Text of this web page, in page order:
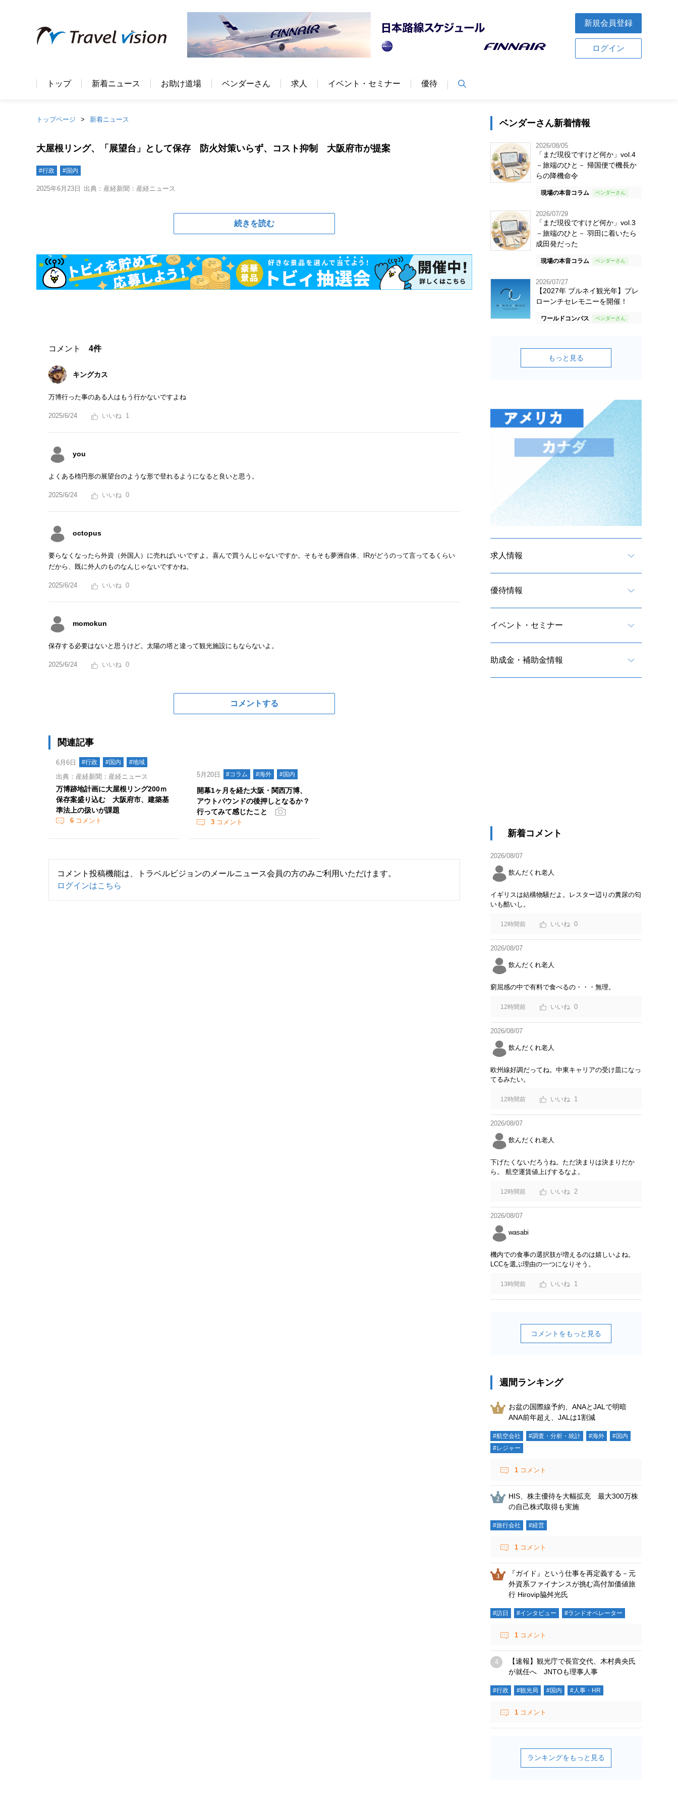
新規会員登録
ログイン
トップ 新着ニュース お助け道場 ベンダーさん 求人 イベント・セミナー 優待
トップページ 新着ニュース
大屋根リング、「展望台」として保存 防火対策いらず、コスト抑制 大阪府市が提案
#行政 #国内
2025年6月23日 出典：産経新聞：産経ニュース
続きを読む
コメント 4件
キングカス
万博行った事のある人はもう行かないですよね
2025/6/24 1
you
よくある楕円形の展望台のような形で登れるようになると良いと思う。
2025/6/24 0
octopus
要らなくなったら外資（外国人）に売ればいいですよ。喜んで買うんじゃないですか。そもそも夢洲自体、IRがどうのって言ってるくらい
だから、既に外人のものなんじゃないですかね。
2025/6/24 0
momokun
保存する必要はないと思うけど。太陽の塔と違って観光施設にもならないよ。
2025/6/24 0
コメントする
関連記事
6月6日 #行政 #国内 #地域
出典：産経新聞：産経ニュース
万博跡地計画に大屋根リング200ｍ
保存案盛り込む 大阪府市、建築基
準法上の扱いが課題
6 コメント
5月20日 #コラム #海外 #国内
開幕1ヶ月を経た大阪・関西万博、
アウトバウンドの後押しとなるか？
行ってみて感じたこと
3コメント
コメント投稿機能は、トラベルビジョンのメールニュース会員の方のみご利用いただけます。
ログインはこちら
ベンダーさん新着情報
2026/08/05
「まだ現役ですけど何か」vol.4
－旅端のひと－ 帰国便で機長か
らの降機命令
現場の本音コラム
2026/07/29
「まだ現役ですけど何か」vol.3
－旅端のひと－ 羽田に着いたら
成田発だった
現場の本音コラム
2026/07/27
【2027年 ブルネイ観光年】プレ
ローンチセレモニーを開催！
ワールドコンパス
もっと見る
求人情報
優待情報
イベント・セミナー
助成金・補助金情報
新着コメント
2026/08/07
飲んだくれ老人
イギリスは結構物騒だよ。レスター辺りの糞尿の匂
いも酷いし。
12時間前 0
2026/08/07
飲んだくれ老人
窮屈感の中で有料で食べるの・・・無理。
12時間前 0
2026/08/07
飲んだくれ老人
欧州線好調だってね。中東キャリアの受け皿になっ
てるみたい。
12時間前 1
2026/08/07
飲んだくれ老人
下げたくないだろうね。ただ決まりは決まりだか
ら。 航空運賃値上げするなよ。
12時間前 2
2026/08/07
wasabi
機内での食事の選択肢が増えるのは嬉しいよね。
LCCを選ぶ理由の一つになりそう。
13時間前 1
コメントをもっと見る
週間ランキング
お盆の国際線予約、ANAとJALで明暗
ANA前年超え、JALは1割減
#航空会社 #調査・分析・統計 #海外
#国内
#レジャー
1 コメント
HIS、株主優待を大幅拡充 最大300万株
の自己株式取得も実施
#旅行会社 #経営
1 コメント
『ガイド』という仕事を再定義する－元
外資系ファイナンスが挑む高付加価値旅
行 Hirovip脇舛光氏
#訪日 #インタビュー #ランドオペレーター
1 コメント
【速報】観光庁で長官交代、木村典央氏
が就任へ JNTOも理事人事
#行政 #観光局 #国内 #人事・HR
1 コメント